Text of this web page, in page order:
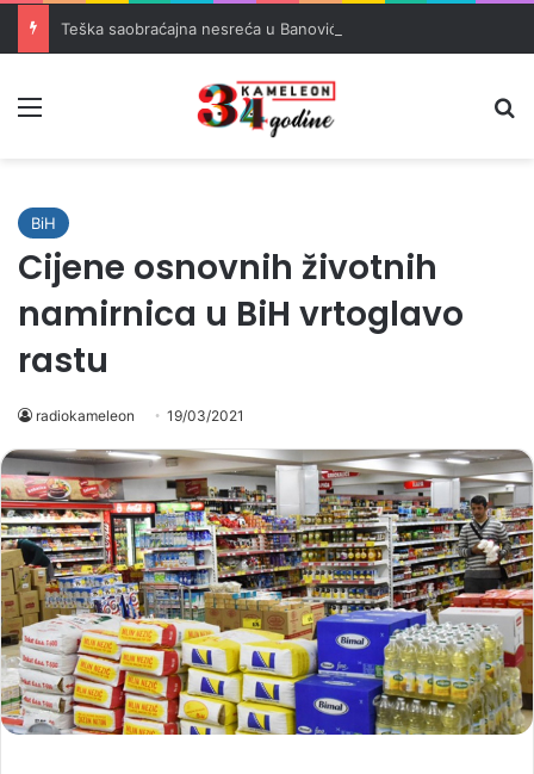
BiH
Cijene osnovnih životnih
namirnica u BiH vrtoglavo
rastu
radiokameleon 19/03/2021